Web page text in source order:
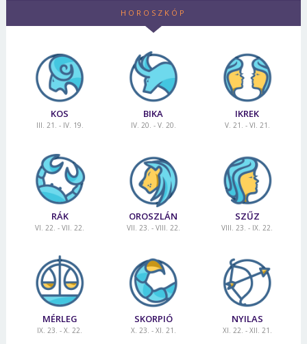
HOROSZKÓP
KOS
III. 21. - IV. 19.
BIKA
IV. 20. - V. 20.
IKREK
V. 21. - VI. 21.
RÁK
VI. 22. - VII. 22.
OROSZLÁN
VII. 23. - VIII. 22.
SZŰZ
VIII. 23. - IX. 22.
MÉRLEG
IX. 23. - X. 22.
SKORPIÓ
X. 23. - XI. 21.
NYILAS
XI. 22. - XII. 21.